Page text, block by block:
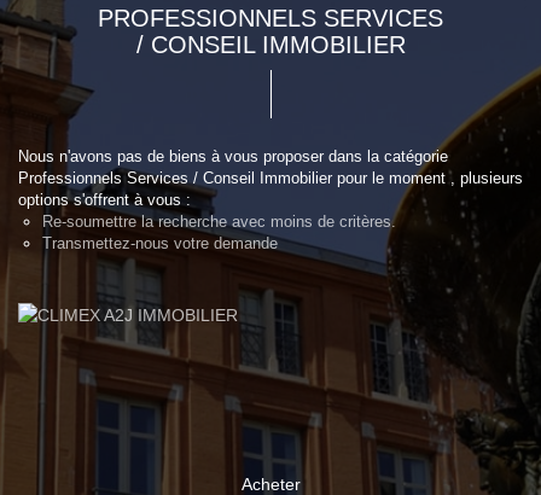
PROFESSIONNELS SERVICES
/ CONSEIL IMMOBILIER
Nous n'avons pas de biens à vous proposer dans la catégorie
Professionnels Services / Conseil Immobilier pour le moment , plusieurs
options s'offrent à vous :
Re-soumettre la recherche avec moins de critères.
Transmettez-nous votre demande
Acheter